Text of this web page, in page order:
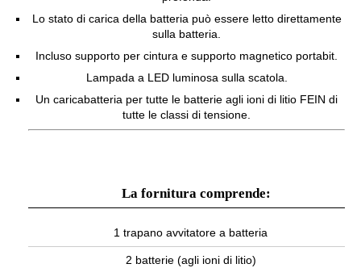
Lo stato di carica della batteria può essere letto direttamente
sulla batteria.
Incluso supporto per cintura e supporto magnetico portabit.
Lampada a LED luminosa sulla scatola.
Un caricabatteria per tutte le batterie agli ioni di litio FEIN di
tutte le classi di tensione.
La fornitura comprende:
1 trapano avvitatore a batteria
2 batterie (agli ioni di litio)